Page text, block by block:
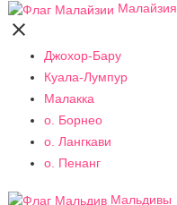
Малайзия

Джохор-Бару
Куала-Лумпур
Малакка
о. Борнео
о. Лангкави
о. Пенанг
Мальдивы